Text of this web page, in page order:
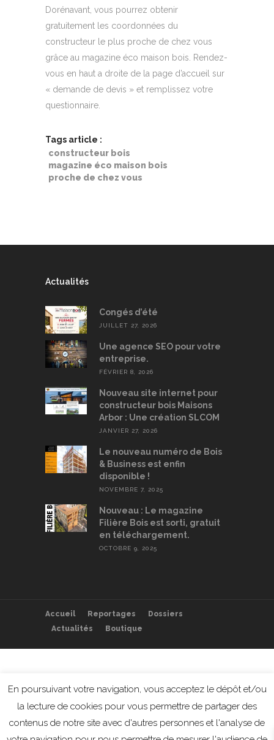
Dorénavant, vous pourrez obtenir
gratuitement les coordonnées du
constructeur le plus proche de chez vous
grâce au magazine éco maison bois. Rendez-
vous en haut a droite de la page d’accueil sur
« demande de devis » et remplissez votre
questionnaire.
Tags article :
constructeur bois
magazine éco maison bois
proche de chez vous
Actualités
Congés d’été
JUILLET 27, 2026
Une agence SEO pour votre
entreprise.
FÉVRIER 8, 2026
Nouveau site internet pour
constructeur bois Maisons
Arbor : Une création SLCOM
JANVIER 27, 2026
Le nouveau numéro de Bois
& Business est enfin
disponible !
NOVEMBRE 7, 2025
Nouveau : Le magazine
Filière Bois est sorti, gratuit
en téléchargement.
OCTOBRE 9, 2025
Accueil Reportages
Dossiers
Actualités
Boutique
En poursuivant votre navigation, vous acceptez le dépôt et/ou
la lecture de cookies pour vous permettre de partager des
contenus de notre site avec d'autres personnes et l'analyse de